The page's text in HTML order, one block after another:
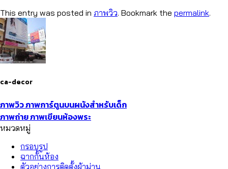
This entry was posted in ภาพวิว. Bookmark the permalink.
ca-decor
ภาพวิว ภาพการ์ตูนบนผนังสำหรับเด็ก
ภาพถ่าย ภาพเขียนห้องพระ
หมวดหมู่
กรอบรูป
ฉากกั้นห้อง
ตัวอย่างการติดตั้งผ้าม่าน